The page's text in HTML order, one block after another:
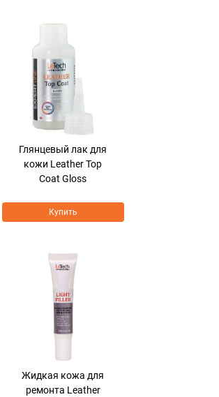
Глянцевый лак для
кожи Leather Top
Coat Gloss
Купить
Жидкая кожа для
ремонта Leather